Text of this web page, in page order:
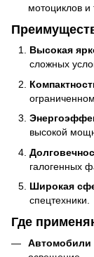
мотоциклов и
Высокая
сложных
высокой
галогенных
Широкая
спецтехники.
Где
Автомобили